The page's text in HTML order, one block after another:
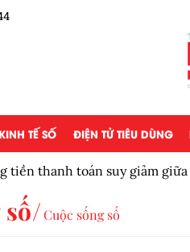
KINH TẾ SỐ ĐIỆN TỬ TIÊU DÙNG
tiền thanh toán suy giảm giữa
Cuộc sống số